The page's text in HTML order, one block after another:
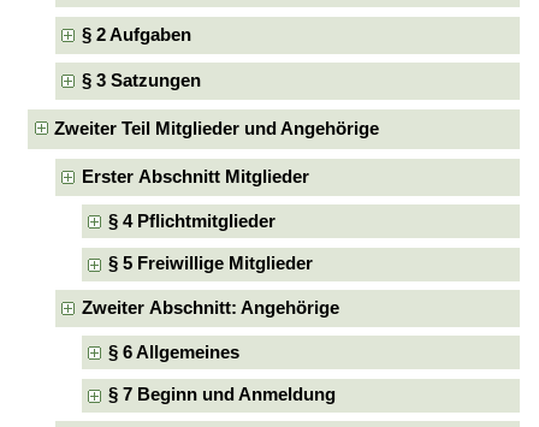
§ 2 Aufgaben
§ 3 Satzungen
Zweiter Teil Mitglieder und Angehörige
Erster Abschnitt Mitglieder
§ 4 Pflichtmitglieder
§ 5 Freiwillige Mitglieder
Zweiter Abschnitt: Angehörige
§ 6 Allgemeines
§ 7 Beginn und Anmeldung